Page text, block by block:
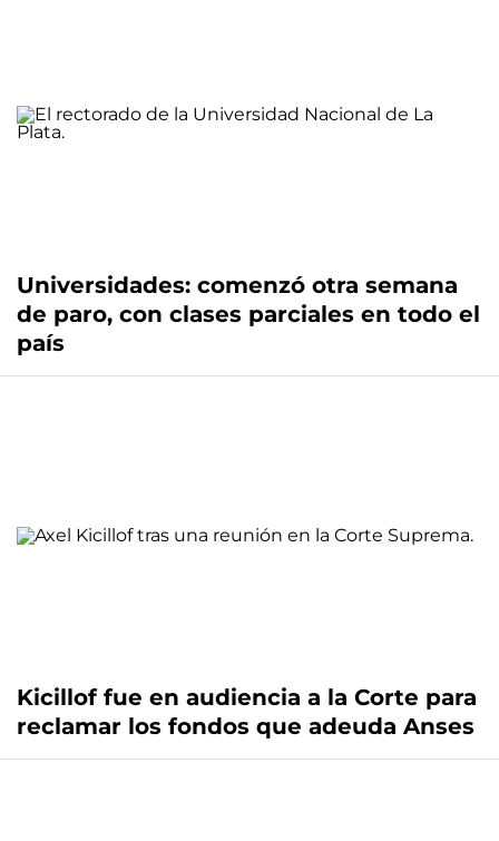
Universidades: comenzó otra semana
de paro, con clases parciales en todo el
país
Kicillof fue en audiencia a la Corte para
reclamar los fondos que adeuda Anses